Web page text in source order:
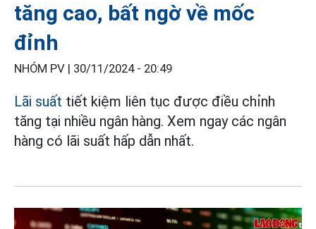
tăng cao, bất ngờ về mốc
đỉnh
NHÓM PV | 30/11/2024 - 20:49
Lãi suất tiết kiệm liên tục được điều chỉnh
tăng tại nhiều ngân hàng. Xem ngay các ngân
hàng có lãi suất hấp dẫn nhất.